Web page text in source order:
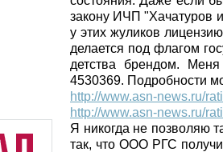
закону ИЧП "Хачатуров
у этих жуликов
делается под флагом
детства брендом.
4530369. Подробности
http://www.asn-news.ru/
http://www.asn-news.ru/
Я никогда не позволяю
так, что ООО РГС